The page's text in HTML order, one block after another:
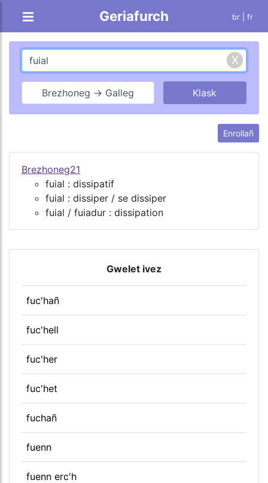
Geriafurch br | fr
Brezhoneg → Galleg
Enrollañ
Brezhoneg21
fuial : dissipatif
fuial : dissiper / se dissiper
fuial / fuiadur : dissipation
Gwelet ivez
fuc'hañ
fuc'hell
fuc'her
fuc'het
fuchañ
fuenn
fuenn erc'h